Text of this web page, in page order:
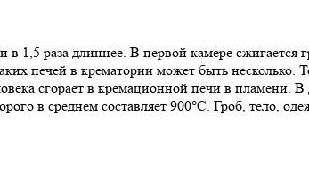
раза длиннее. В первой камере сжигается
печей в крематории может быть несколько.
сгорает в кремационной печи в пламени. В
в среднем составляет 900°C. Гроб, тело,